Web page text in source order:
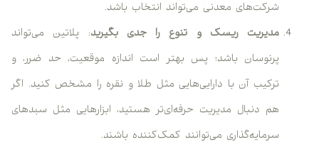
شرکت‌های معدنی می‌تواند انتخاب باشد.
مدیریت ریسک و تنوع را جدی بگیرید: پلاتین می‌تواند
پرنوسان باشد؛ پس بهتر است اندازه موقعیت، حد ضرر، و
ترکیب آن با دارایی‌هایی مثل طلا و نقره را مشخص کنید. اگر
هم دنبال مدیریت حرفه‌ای‌تر هستید، ابزارهایی مثل سبدهای
سرمایه‌گذاری می‌توانند کمک‌کننده باشند.